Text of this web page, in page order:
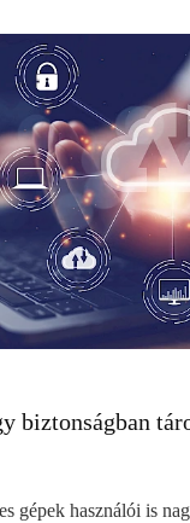
biztonságban
gépek használói is